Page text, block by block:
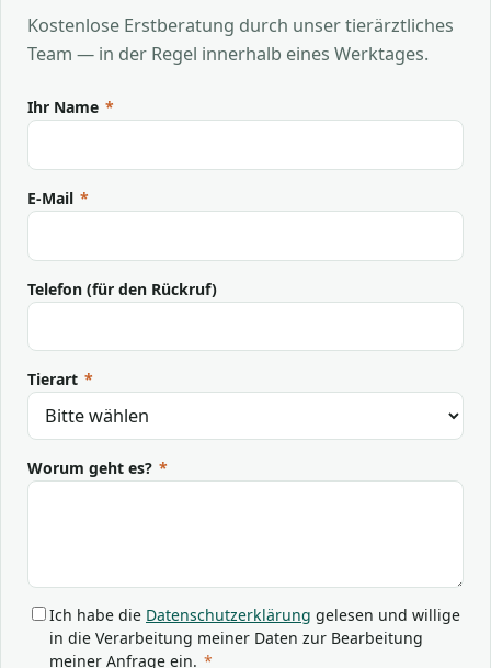
Kostenlose Erstberatung durch unser tierärztliches
Team — in der Regel innerhalb eines Werktages.
Ihr Name *
E-Mail *
Telefon (für den Rückruf)
Tierart *
Worum geht es? *
Ich habe die Datenschutzerklärung gelesen und willige
in die Verarbeitung meiner Daten zur Bearbeitung
meiner Anfrage ein. *